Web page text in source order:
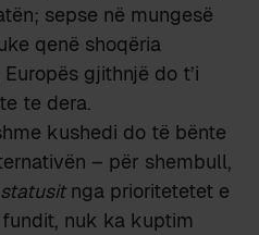
sepse në mungesë
qenë shoqëria
gjithnjë do t’i
te dera.
kushedi do të bënte
– për shembull,
nga prioritetetet e
nuk ka kuptim